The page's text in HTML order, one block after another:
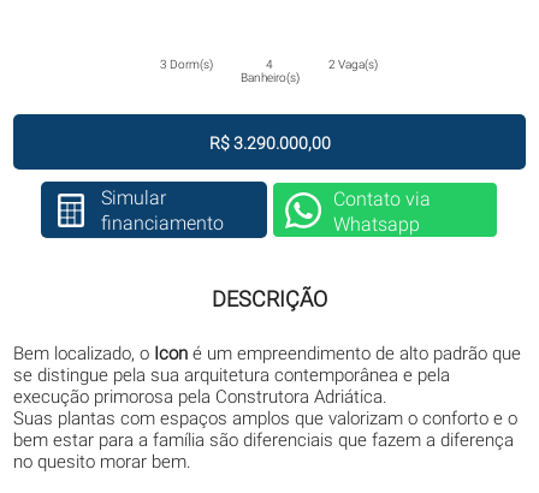
3 Dorm(s)
4
Banheiro(s)
2 Vaga(s)
R$ 3.290.000,00
Simular
financiamento
Contato via
Whatsapp
DESCRIÇÃO
Bem localizado, o Icon é um empreendimento de alto padrão que
se distingue pela sua arquitetura contemporânea e pela
execução primorosa pela Construtora Adriática.
Suas plantas com espaços amplos que valorizam o conforto e o
bem estar para a família são diferenciais que fazem a diferença
no quesito morar bem.